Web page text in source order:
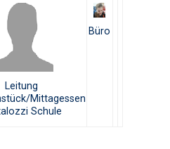
Leitung
Mittagessen
Schule
Büro